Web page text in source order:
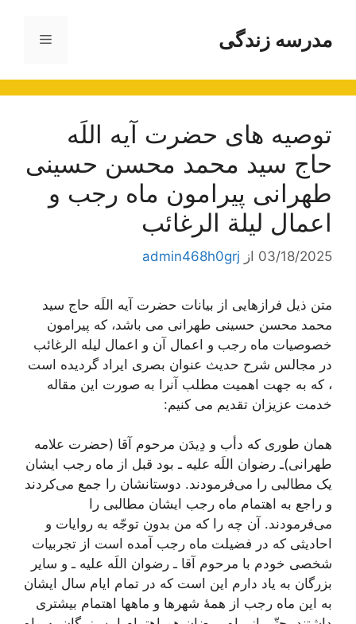
محتوامدرسه زندگی فهرست
توصیه های حضرت آیه اللَه
حاج سید محمد محسن حسینی
طهرانی پیرامون ماه رجب و
اعمال لیلة الرغائب
03/18/2025 از admin468h0grj
متن ذیل فرازهایی از بیانات حضرت آیه اللَه حاج سید
محمد محسن حسینی طهرانی می باشد، که پیرامون
خصوصیات ماه رجب و اعمال آن و اعمال لیله الرغائب
در مجالس شرح حدیث عنوان بصری ایراد گردیده است
، که به جهت اهمیت مطلب آنرا به صورت این مقاله
خدمت عزیزان تقدیم می کنیم:
همان طوری که دأب و دِیدَن مرحوم آقا (حضرت علامه
طهرانی)ـ رضوان اللَه علیه ـ بود قبل از ماه رجب ایشان
یک مطالبی را می‌فرمودند. دوستانشان را جمع می‌کردند
و راجع به اهتمام ماه رجب ایشان مطالبی را
می‌فرمودند. آن چه را که من بدون توجّه به روایات و
احادیثی که در فضیلت ماه رجب آمده است از تجربیات
شخصی خودم با مرحوم آقا ـ رضوان اللَه علیه ـ و سایر
بزرگان به یاد دارم این است که در تمام ایام سال ایشان
به این ماه رجب از همۀ شهرها و ماهها اهتمام بیشتری